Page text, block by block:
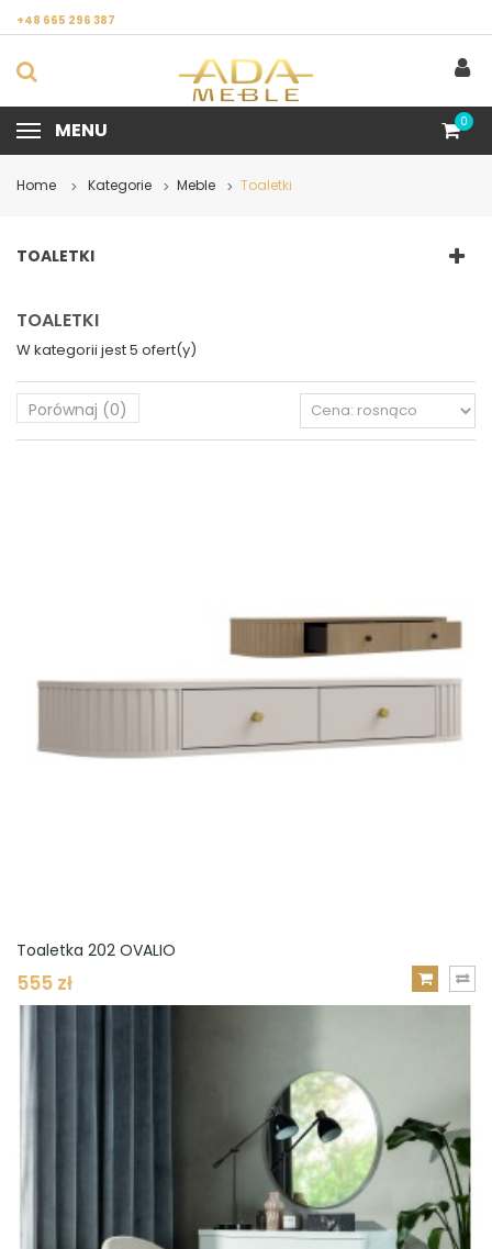
+48 665 296 387
0
MENU
Home > Kategorie > Meble > Toaletki
TOALETKI
TOALETKI
W kategorii jest 5 ofert(y)
Porównaj (0)
Toaletka 202 OVALIO
555 zł